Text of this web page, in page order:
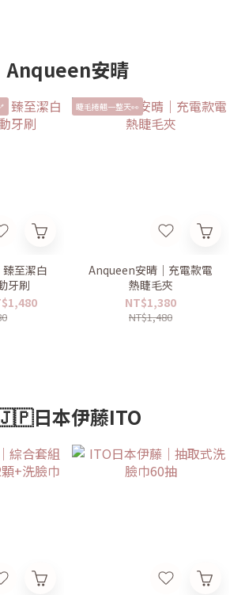
Anqueen安晴
至潔白
牙刷
睫毛捲翹一整天👀
Anqueen安晴｜充電款電
熱睫毛夾
NT$1,380
NT$1,480
日本伊藤ITO